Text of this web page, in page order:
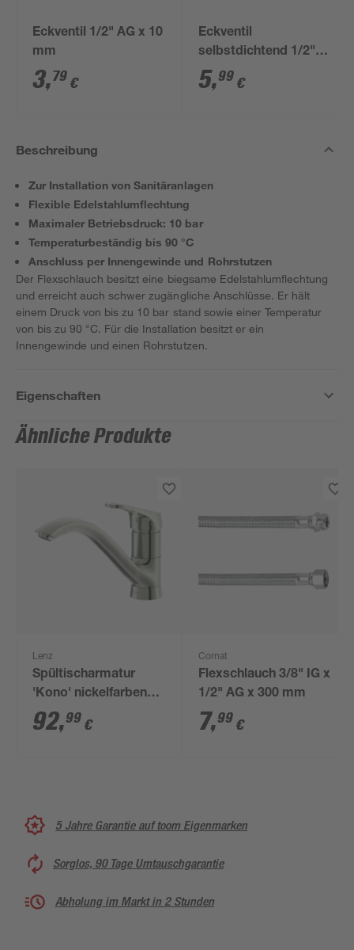
Eckventil 1/2" AG x 10
mm
3,79 €
Eckventil
selbstdichtend 1/2"
AG x 10 mm
5,99 €
Beschreibung
Zur Installation von Sanitäranlagen
Flexible Edelstahlumflechtung
Maximaler Betriebsdruck: 10 bar
Temperaturbeständig bis 90 °C
Anschluss per Innengewinde und Rohrstutzen
Der Flexschlauch besitzt eine biegsame Edelstahlumflechtung
und erreicht auch schwer zugängliche Anschlüsse. Er hält
einem Druck von bis zu 10 bar stand sowie einer Temperatur
von bis zu 90 °C. Für die Installation besitzt er ein
Innengewinde und einen Rohrstutzen.
Eigenschaften
Ähnliche Produkte
Lenz
Spültischarmatur
'Kono' nickelfarben
16,7 cm
92,99 €
Cornat
Flexschlauch 3/8" IG x
1/2" AG x 300 mm
7,99 €
5 Jahre Garantie auf toom Eigenmarken
Sorglos, 90 Tage Umtauschgarantie
Abholung im Markt in 2 Stunden